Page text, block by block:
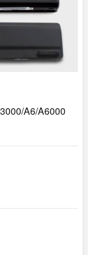
A6/A6000